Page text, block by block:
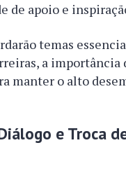
de apoio e
temas
a
manter o alto
e Troca